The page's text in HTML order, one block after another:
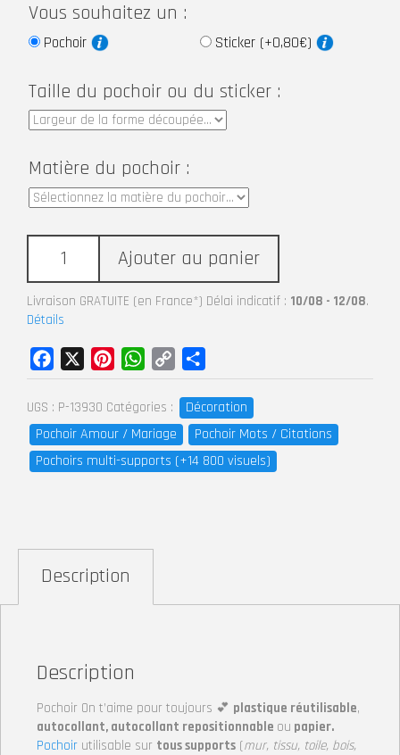
Vous souhaitez un :
Pochoir Sticker (+0,80€)
Taille du pochoir ou du sticker :
Matière du pochoir :
Ajouter au panier
Livraison GRATUITE (en France*) Délai indicatif : 10/08 - 12/08.
Détails
UGS : P-13930 Catégories :
Décoration
Pochoir Amour / Mariage
Pochoir Mots / Citations
Pochoirs multi-supports (+14 800 visuels)
Facebook PinterestWhatsApp
Copy
Link
Description
Description
Pochoir On t’aime pour toujours 💕 plastique réutilisable,
autocollant, autocollant repositionnable ou papier.
Pochoir utilisable sur tous supports (mur, tissu, toile, bois,